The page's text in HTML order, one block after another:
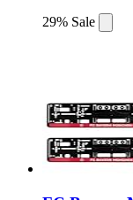
29% Sale